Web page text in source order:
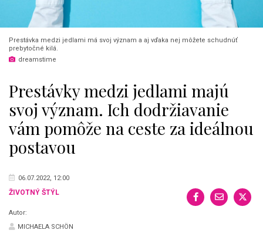
Prestávka medzi jedlami má svoj význam a aj vďaka nej môžete schudnúť
prebytočné kilá.
dreamstime
Prestávky medzi jedlami majú
svoj význam. Ich dodržiavanie
vám pomôže na ceste za ideálnou
postavou
06.07.2022, 12:00
ŽIVOTNÝ ŠTÝL
Autor:
MICHAELA SCHÖN